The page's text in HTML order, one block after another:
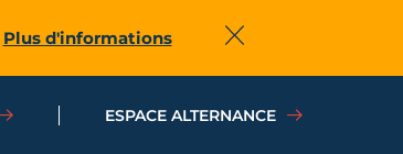
Plus d'informations Fermer
ESPACE ALTERNANCE